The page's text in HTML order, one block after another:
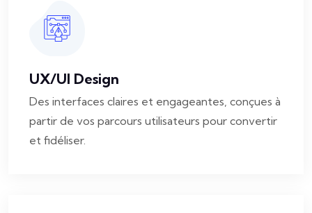
UX/UI Design
Des interfaces claires et engageantes, conçues à
partir de vos parcours utilisateurs pour convertir
et fidéliser.